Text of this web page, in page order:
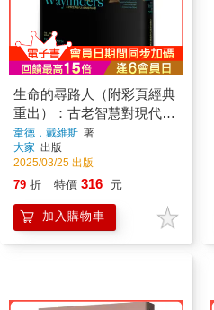
生命的尋路人（附彩頁經典
重出）：古老智慧對現代生
命困境的回應
韋德．戴維斯 著
大家 出版
2025/03/25 出版
79 折 特價 316 元
加入購物車